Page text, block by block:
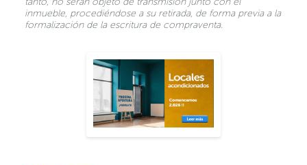
inmueble, procediéndose a su retirada, de forma previa a la
formalización de la escritura de compraventa.